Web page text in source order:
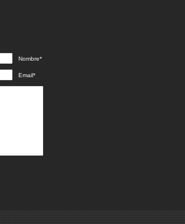
Nombre*
Email*